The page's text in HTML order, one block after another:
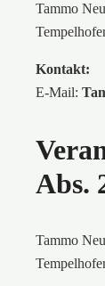
Tammo
Kontakt:
E-Mail:
Abs.
Tammo